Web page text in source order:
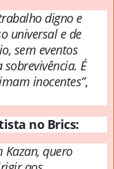
digno e
universal e de
sem eventos
É
inocentes”,
no Brics:
Kazan, quero